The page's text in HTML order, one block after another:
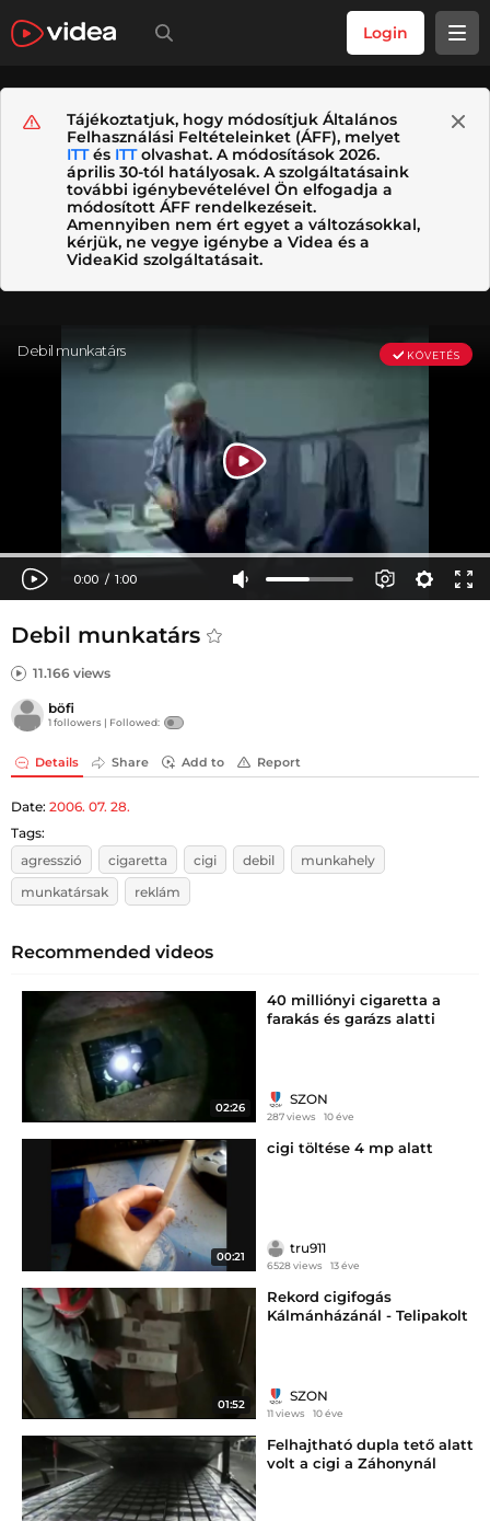
Login
Tájékoztatjuk, hogy módosítjuk Általános
Felhasználási Feltételeinket (ÁFF), melyet
ITTés ITTolvashat. A módosítások 2026.
április 30-tól hatályosak. A szolgáltatásaink
további igénybevételével Ön elfogadja a
módosított ÁFF rendelkezéseit.
Amennyiben nem ért egyet a változásokkal,
kérjük, ne vegye igénybe a Videa és a
VideaKid szolgáltatásait.
Debil munkatárs
11.166 views
böfi
1 followers | Followed:
Details Share Add to Report
Date: 2006. 07. 28.
Tags:
agresszió
cigaretta cigi debil
munkahely
munkatársak
reklám
Recommended videos
02:26
40 milliónyi cigaretta a
farakás és garázs alatti
SZON
287 views 10 éve
00:21
cigi töltése 4 mp alatt
tru911
6528 views 13 éve
01:52
Rekord cigifogás
Kálmánházánál - Telipakolt
SZON
11 views 10 éve
Felhajtható dupla tető alatt
volt a cigi a Záhonynál